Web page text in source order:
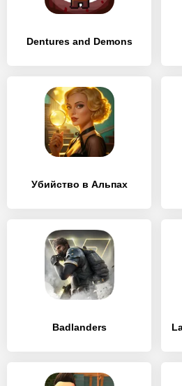
Dentures and Demons
Убийство в Альпах
Badlanders